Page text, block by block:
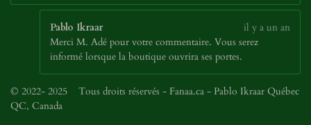
Pablo Ikraar
il y a un an
Merci M. Adé pour votre commentaire. Vous serez
informé lorsque la boutique ouvrira ses portes.
© 2022- 2025 Tous droits réservés - Fanaa.ca - Pablo Ikraar Québec
QC, Canada